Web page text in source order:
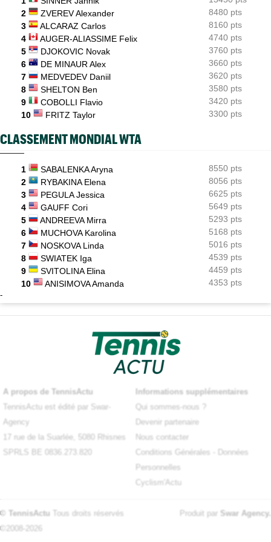
08:00
ATP - Blessure
Les galères continuent pour Sebastian Korda, opéré du dos
2
ZVEREV Alexander
8480 pts
3
ALCARAZ Carlos
8160 pts
4
AUGER-ALIASSIME Felix
4740 pts
5
DJOKOVIC Novak
3760 pts
6
DE MINAUR Alex
3660 pts
7
MEDVEDEV Daniil
3620 pts
8
SHELTON Ben
3580 pts
9
COBOLLI Flavio
3420 pts
10
FRITZ Taylor 3300 pts
CLASSEMENT MONDIAL WTA
1 SABALENKA Aryna
8550 pts
2
RYBAKINA Elena
8056 pts
3
PEGULA Jessica
6625 pts
4
GAUFF Cori
5649 pts
5
ANDREEVA Mirra
5293 pts
6
MUCHOVA Karolina
5168 pts
7
NOSKOVA Linda
5016 pts
8
SWIATEK Iga
4539 pts
9
SVITOLINA Elina
4459 pts
10
ANISIMOVA Amanda 4353 pts
-
A propos de TennisActu
TennisActu est édité par Swar-
Agency
17 rue de la Suarlée, 5080 Rhisnes
SPRLS BE 0836.273.820
Informations supplémentaires
Qui sommes-nous ?
Devenir partenaire
Nous contacter
Conditions Générales
Données
Personnelles
Cyclism'Actu
© TennisActu Tous droits réservés
©2008-2026
Produit par Swar Agency.